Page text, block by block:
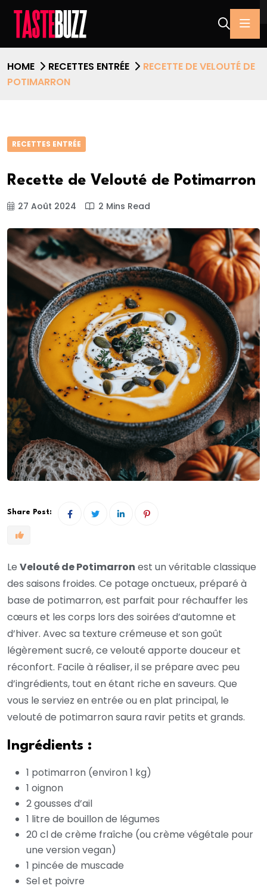
HOME RECETTES ENTRÉE
RECETTE DE VELOUTÉ DE
POTIMARRON
RECETTES ENTRÉE
Recette de Velouté de Potimarron
27 Août 2024 2 Mins Read
Share Post:
Le Velouté de Potimarron est un véritable classique
des saisons froides. Ce potage onctueux, préparé à
base de potimarron, est parfait pour réchauffer les
cœurs et les corps lors des soirées d’automne et
d’hiver. Avec sa texture crémeuse et son goût
légèrement sucré, ce velouté apporte douceur et
réconfort. Facile à réaliser, il se prépare avec peu
d’ingrédients, tout en étant riche en saveurs. Que
vous le serviez en entrée ou en plat principal, le
velouté de potimarron saura ravir petits et grands.
Ingrédients :
1 potimarron (environ 1 kg)
1 oignon
2 gousses d’ail
1 litre de bouillon de légumes
20 cl de crème fraîche (ou crème végétale pour
une version vegan)
1 pincée de muscade
Sel et poivre